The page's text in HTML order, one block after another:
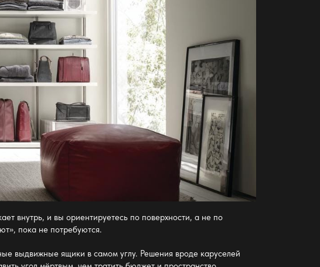
внутрь, и вы ориентируетесь по поверхности, а не по
пока не потребуются.
выдвижные ящики в самом углу. Решения вроде каруселей